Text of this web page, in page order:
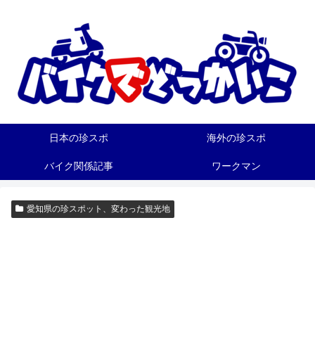
日本の珍スポ 海外の珍スポ
バイク関係記事 ワークマン
愛知県の珍スポット、変わった観光地